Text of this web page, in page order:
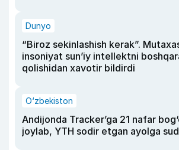
Dunyo
“Biroz sekinlashish kerak”.
insoniyat sun’iy intellektni
qolishidan xavotir bildirdi
O‘zbekiston
Andijonda Tracker’ga 21 nafar
joylab, YTH sodir etgan ayolga sud